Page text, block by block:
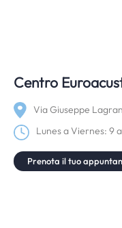
Centro
Via Giuseppe
Lunes a Viernes: 9
Prenota il tuo